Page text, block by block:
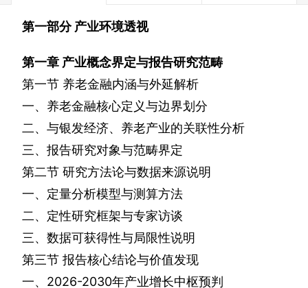
第一部分 产业环境透视
第一章 产业概念界定与报告研究范畴
第一节 养老金融内涵与外延解析
一、养老金融核心定义与边界划分
二、与银发经济、养老产业的关联性分析
三、报告研究对象与范畴界定
第二节 研究方法论与数据来源说明
一、定量分析模型与测算方法
二、定性研究框架与专家访谈
三、数据可获得性与局限性说明
第三节 报告核心结论与价值发现
一、 2026-2030年产业增长中枢预判